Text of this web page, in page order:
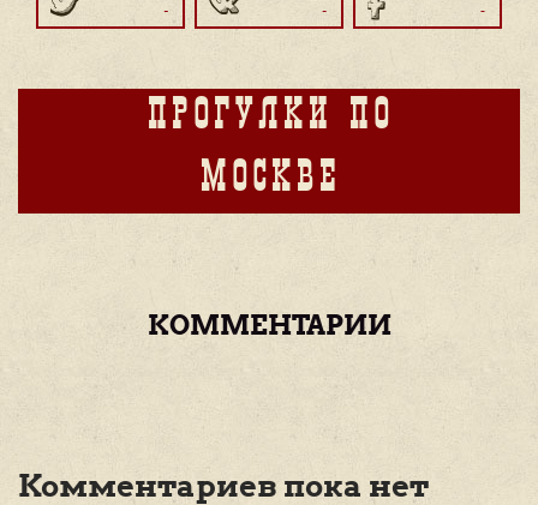
ПРОГУЛКИ ПО
МОСКВЕ
КОММЕНТАРИИ
Комментариев пока нет